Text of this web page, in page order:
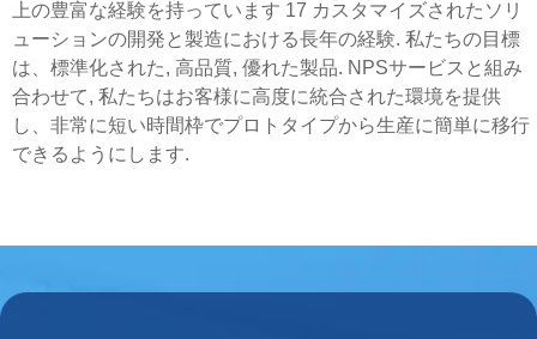
上の豊富な経験を持っています 17 カスタマイズされたソリ
ューションの開発と製造における長年の経験. 私たちの目標
は、標準化された, 高品質, 優れた製品. NPSサービスと組み
合わせて, 私たちはお客様に高度に統合された環境を提供
し、非常に短い時間枠でプロトタイプから生産に簡単に移行
できるようにします.